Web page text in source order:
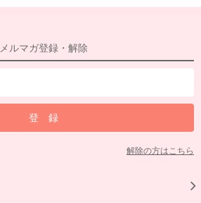
メルマガ登録・解除
解除の方はこちら